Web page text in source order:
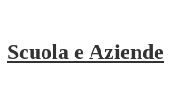
Scuola e Aziende